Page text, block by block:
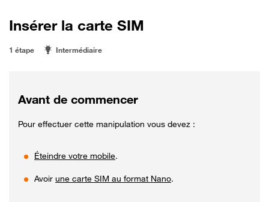
Insérer la carte SIM
1 étape Intermédiaire
Avant de commencer
Pour effectuer cette manipulation vous devez :
Éteindre votre mobile.
Avoir une carte SIM au format Nano.